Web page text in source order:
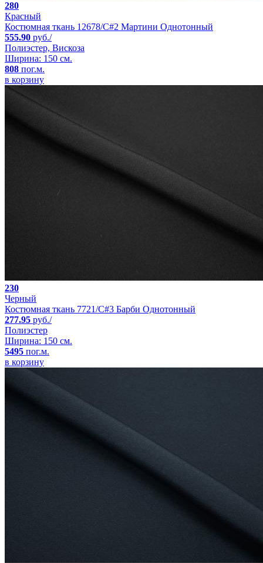
280
Красный
Костюмная ткань 12678/C#2 Мартини Однотонный
555.90 руб./
Полиэстер, Вискоза
Ширина: 150 см.
808 пог.м.
в корзину
230
Черный
Костюмная ткань 7721/C#3 Барби Однотонный
277.95 руб./
Полиэстер
Ширина: 150 см.
5495 пог.м.
в корзину